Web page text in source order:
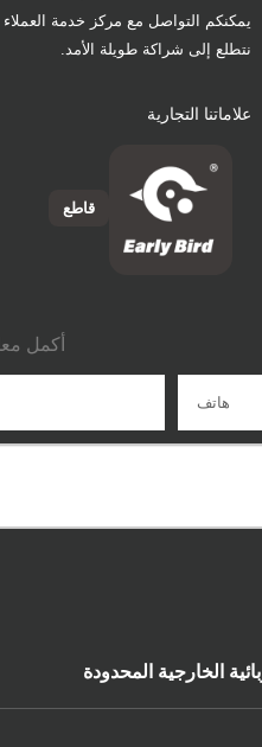
يمكنكم التواصل مع مركز خدمة العملاء
نتطلع إلى شراكة طويلة الأمد.
علاماتنا التجارية
قاطع
أكمل